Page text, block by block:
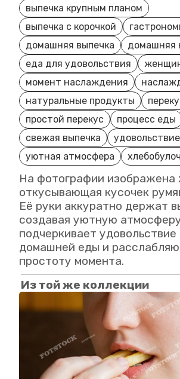
выпечка крупным планом
выпечка с корочкой
домашняя выпечка
домашняя
еда для удовольствия
момент наслаждения
натуральные продукты
простой перекус
процесс еды
свежая выпечка
уютная атмосфера
На фотографии
откусывающая кусочек
Её руки аккуратно держат
создавая уютную
подчеркивает удовольствие
домашней еды и
простоту момента.
Из той же коллекции